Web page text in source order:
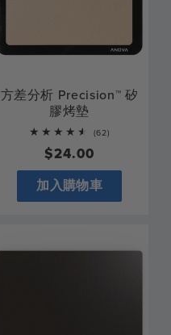
方差分析 Precision™ 矽
膠烤墊
(62)
常
規
價
$24.00
加入購物車